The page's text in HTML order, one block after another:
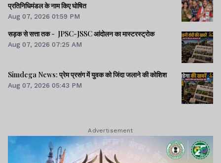
प्रतिनिधिमंडल के नाम किए घोषित
Aug 07, 2026 01:59 PM
सड़क से सत्ता तक - JPSC-JSSC आंदोलन का मास्टरस्ट्रोक
Aug 07, 2026 07:25 AM
Simdega News: प्रेम प्रसंग में युवक को जिंदा जलाने की कोशिश
Aug 07, 2026 05:43 PM
Advertisement